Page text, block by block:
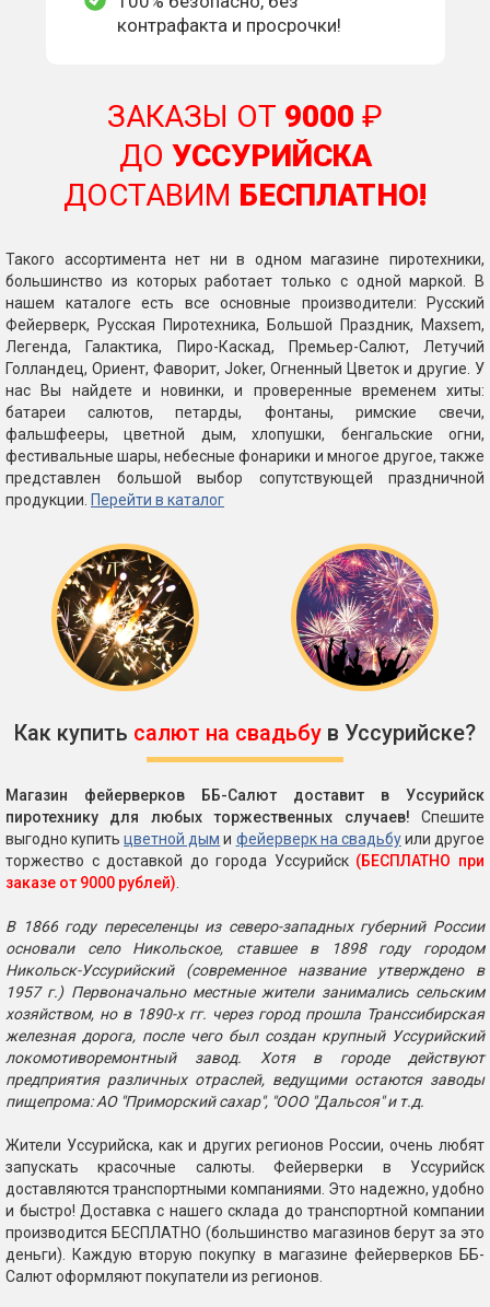
контрафакта и просрочки!
ЗАКАЗЫ ОТ 9000 ₽
ДО УССУРИЙСКА
ДОСТАВИМ БЕСПЛАТНО!
Такого ассортимента нет ни в одном магазине пиротехники,
большинство из которых работает только с одной маркой. В
нашем каталоге есть все основные производители: Русский
Фейерверк, Русская Пиротехника, Большой Праздник, Maxsem,
Легенда, Галактика, Пиро-Каскад, Премьер-Салют, Летучий
Голландец, Ориент, Фаворит, Joker, Огненный Цветок и другие. У
нас Вы найдете и новинки, и проверенные временем хиты:
батареи салютов, петарды, фонтаны, римские свечи,
фальшфееры, цветной дым, хлопушки, бенгальские огни,
фестивальные шары, небесные фонарики и многое другое, также
представлен большой выбор сопутствующей праздничной
продукции. Перейти в каталог
Как купить салют на свадьбу в Уссурийске?
Магазин фейерверков ББ-Салют доставит в Уссурийск
пиротехнику для любых торжественных случаев! Спешите
выгодно купитьцветной дым и фейерверк на свадьбуили другое
торжество с доставкой до города Уссурийск (БЕСПЛАТНО при
заказе от 9000 рублей).
В 1866 году переселенцы из северо-западных губерний России
основали село Никольское, ставшее в 1898 году городом
Никольск-Уссурийский (современное название утверждено в
1957 г.) Первоначально местные жители занимались сельским
хозяйством, но в 1890-х гг. через город прошла Транссибирская
железная дорога, после чего был создан крупный Уссурийский
локомотиворемонтный завод. Хотя в городе действуют
предприятия различных отраслей, ведущими остаются заводы
пищепрома: АО "Приморский сахар", "ООО "Дальсоя" и т.д.
Жители Уссурийска, как и других регионов России, очень любят
запускать красочные салюты. Фейерверки в Уссурийск
доставляются транспортными компаниями. Это надежно, удобно
и быстро! Доставка с нашего склада до транспортной компании
производится БЕСПЛАТНО (большинство магазинов берут за это
деньги). Каждую вторую покупку в магазине фейерверков ББ-
Салют оформляют покупатели из регионов.